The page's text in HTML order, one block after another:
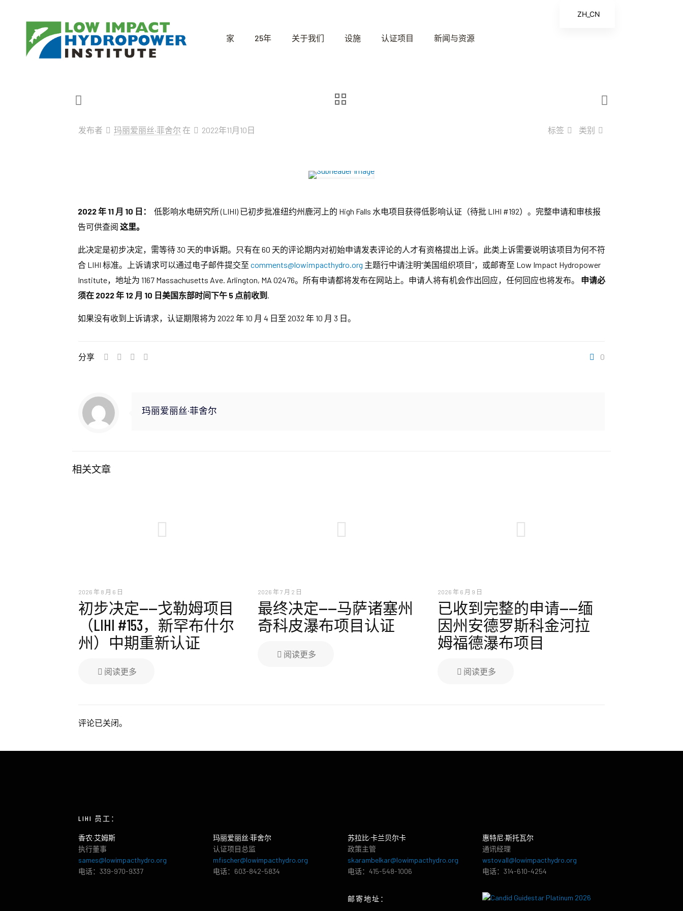
家 25年 关于我们 设施 认证项目 新闻与资源
发布者 玛丽爱丽丝·菲舍尔 在 2022年11月10日 类别
标签
2022 年 11 月 10 日：
低影响水电研究所 (LIHI) 已初步批准纽约州鹿河上的 High Falls 水电项目获得低影响认证（待批 LIHI #192）。完整申请和审核报
告可供查阅 这里。
此决定是初步决定，需等待 30 天的申诉期。只有在 60 天的评论期内对初始申请发表评论的人才有资格提出上诉。此类上诉需要说明该项目为何不符
合 LIHI 标准。上诉请求可以通过电子邮件提交至 comments@lowimpacthydro.org 主题行中请注明“美国组织项目”，或邮寄至 Low Impact Hydropower
Institute，地址为 1167 Massachusetts Ave. Arlington, MA 02476。所有申请都将发布在网站上。申请人将有机会作出回应，任何回应也将发布。 申请必
须在 2022 年 12 月 10 日美国东部时间下午 5 点前收到 .
如果没有收到上诉请求，认证期限将为 2022 年 10 月 4 日至 2032 年 10 月 3 日。
分享 0
玛丽爱丽丝·菲舍尔
相关文章
2026 年 8 月 6 日
初步决定——戈勒姆项目
（LIHI #153，新罕布什尔
州）中期重新认证
阅读更多
2026 年 7 月 2 日
最终决定——马萨诸塞州
奇科皮瀑布项目认证
阅读更多
2026 年 6 月 9 日
已收到完整的申请——缅
因州安德罗斯科金河拉
姆福德瀑布项目
阅读更多
评论已关闭。
LIHI 员工：
香农·艾姆斯
执行董事
sames@lowimpacthydro.org
电话：339-970-9337
玛丽爱丽丝·菲舍尔
认证项目总监
mfischer@lowimpacthydro.org
电话：603-842-5834
苏拉比·卡兰贝尔卡
政策主管
skarambelkar@lowimpacthydro.org
电话：415-548-1006
邮寄地址：
惠特尼·斯托瓦尔
通讯经理
wstovall@lowimpacthydro.org
电话：314-610-4254
ZH_CN